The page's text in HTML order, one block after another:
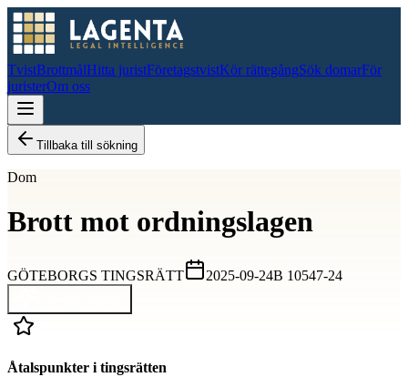
TvistBrottmålHitta juristFöretagstvistKör rättegångSök domarFör
juristerOm oss
Tillbaka till sökning
Dom
Brott mot ordningslagen
GÖTEBORGS TINGSRÄTT 2025-09-24B 10547-24
Åtalspunkter i tingsrätten